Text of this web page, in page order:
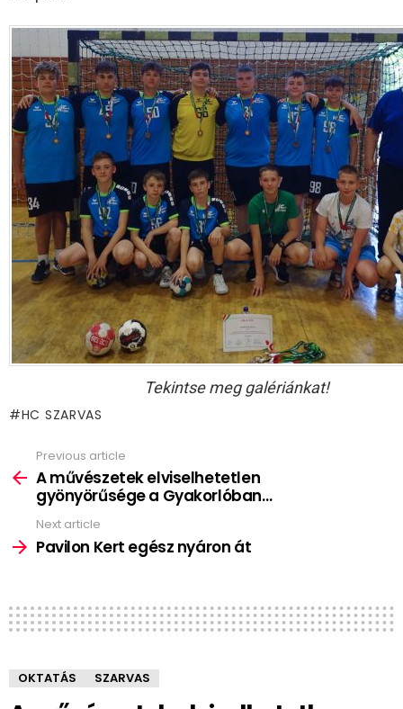
Tekintse meg galériánkat!
HC SZARVAS
more
Previous article
A művészetek elviselhetetlen
gyönyörűsége a Gyakorlóban…
Next article
Pavilon Kert egész nyáron át
OKTATÁS SZARVAS